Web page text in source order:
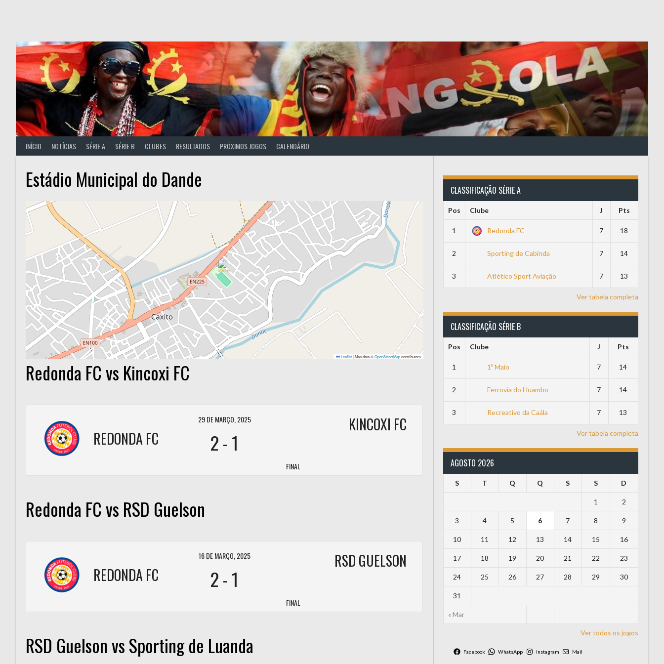
INÍCIO NOTÍCIAS SÉRIE A SÉRIE B CLUBES RESULTADOS PRÓXIMOS JOGOS CALENDÁRIO
Estádio Municipal do Dande
Leaflet |Map data ©OpenStreetMapcontributors
Redonda FC vs Kincoxi FC
REDONDA FC
KINCOXI FC
29 DE MARÇO, 2025
2-1
FINAL
Redonda FC vs RSD Guelson
REDONDA FC
RSD GUELSON
16 DE MARÇO, 2025
2-1
FINAL
RSD Guelson vs Sporting de Luanda
CLASSIFICAÇÃO SÉRIE A
Pos Clube J Pts
1 Redonda FC 7 18
2 Sporting de Cabinda 7 14
3 Atlético Sport Aviação 7 13
Ver tabela completa
CLASSIFICAÇÃO SÉRIE B
Pos Clube J Pts
1 1º Maio 7 14
2 Ferrovia do Huambo 7 14
3 Recreativo da Caála 7 13
Ver tabela completa
AGOSTO 2026
S T Q Q S S D
« Mar
1 2
3 4 5 6 7 8 9
10 11 12 13 14 15 16
17 18 19 20 21 22 23
24 25 26 27 28 29 30
31
Ver todos os jogos
Facebook WhatsApp Instagram Mail